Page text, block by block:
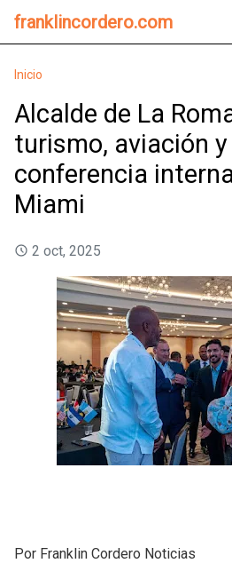
franklincordero.com
Inicio
Alcalde de La
turismo, aviación
conferencia
Miami
2 oct, 2025
Por Franklin Cordero Noticias